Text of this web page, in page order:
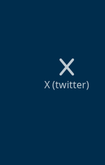
X (twitter)